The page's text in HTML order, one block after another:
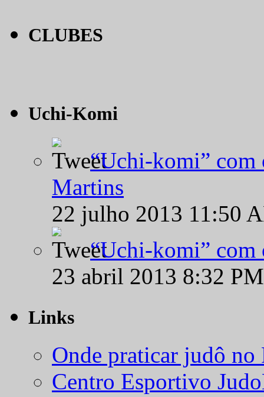
CLUBES
Uchi-Komi
“Uchi-komi” com
Martins
22 julho 2013 11:50
“Uchi-komi” com
23 abril 2013 8:32
Links
Onde praticar judô
Centro Esportivo